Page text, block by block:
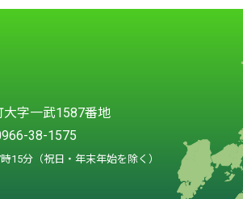
字一武1587番地
38-1575
分（祝日・年末年始を除く）